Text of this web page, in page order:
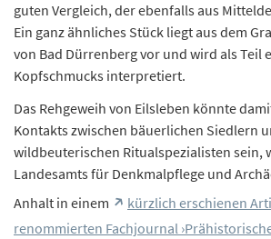
guten Vergleich, der ebenfalls aus
Ein ganz ähnliches Stück liegt aus dem
von Bad Dürrenberg vor und wird als Teil
Kopfschmucks interpretiert.
Das Rehgeweih von Eilsleben könnte
Kontakts zwischen bäuerlichen Siedlern
wildbeuterischen Ritualspezialisten sein,
Landesamts für Denkmalpflege und
Anhalt in einem
kürzlich erschienen
renommierten Fachjournal